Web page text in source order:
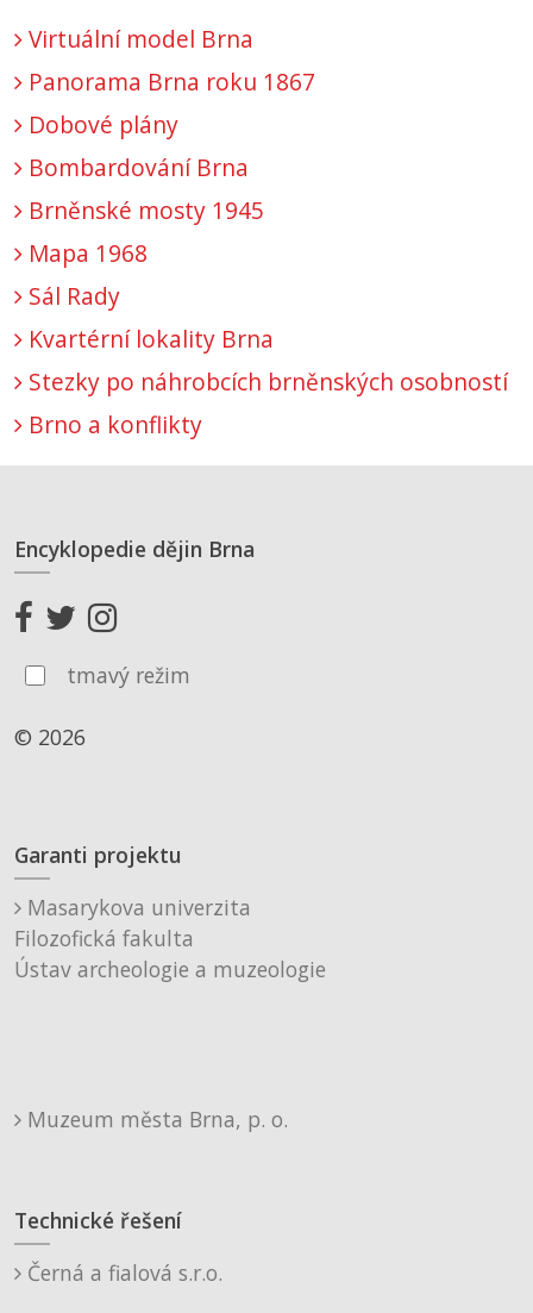
Virtuální model Brna
Panorama Brna roku 1867
Dobové plány
Bombardování Brna
Brněnské mosty 1945
Mapa 1968
Sál Rady
Kvartérní lokality Brna
Stezky po náhrobcích brněnských osobností
Brno a konflikty
Encyklopedie dějin Brna
tmavý režim
© 2026
Garanti projektu
Masarykova univerzita
Filozofická fakulta
Ústav archeologie a muzeologie
Muzeum města Brna, p. o.
Technické řešení
Černá a fialová s.r.o.